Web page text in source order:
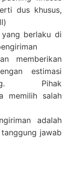
dus khusus,
yang berlaku di
memberikan
estimasi
Pihak
memilih salah
adalah
jawab